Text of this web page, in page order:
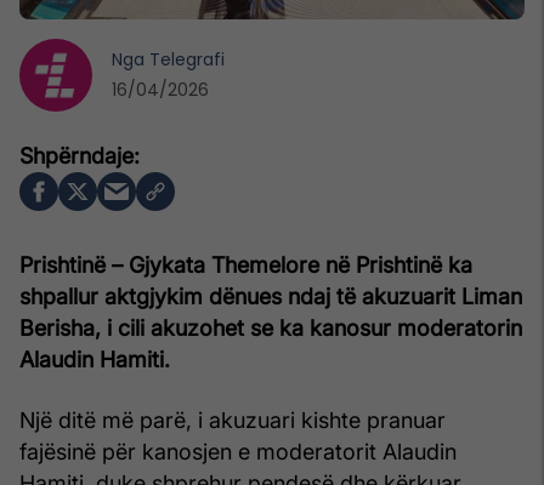
Prishtinë – Gjykata Themelore në Prishtinë ka
shpallur aktgjykim dënues ndaj të akuzuarit Liman
Berisha, i cili akuzohet se ka kanosur moderatorin
Alaudin Hamiti.
Një ditë më parë, i akuzuari kishte pranuar
fajësinë për kanosjen e moderatorit Alaudin
Nga Telegrafi
16/04/2026